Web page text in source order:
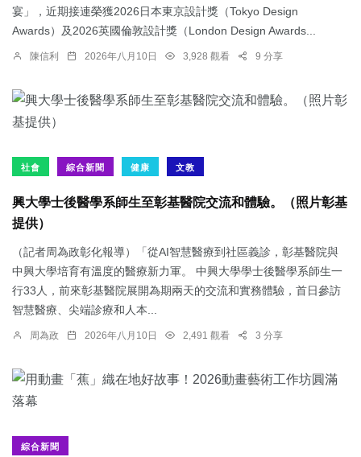
宴」，近期接連榮獲2026日本東京設計獎（Tokyo Design
Awards）及2026英國倫敦設計獎（London Design Awards...
陳信利 2026年八月10日 3,928 觀看 9 分享
社會 綜合新聞 健康 文教
興大學士後醫學系師生至彰基醫院交流和體驗。（照片彰基
提供）
（記者周為政彰化報導）「從AI智慧醫療到社區義診，彰基醫院與
中興大學培育有溫度的醫療新力軍。 中興大學學士後醫學系師生一
行33人，前來彰基醫院展開為期兩天的交流和實務體驗，首日參訪
智慧醫療、尖端診療和人本...
周為政 2026年八月10日 2,491 觀看 3 分享
綜合新聞